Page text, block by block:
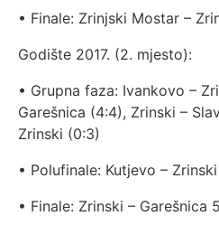
• Finale: Zrinjski Mostar –
Godište 2017. (2. mjesto):
• Grupna faza: Ivankovo –
Garešnica (4:4), Zrinski –
Zrinski (0:3)
• Polufinale: Kutjevo – Zrinski
• Finale: Zrinski – Garešnica